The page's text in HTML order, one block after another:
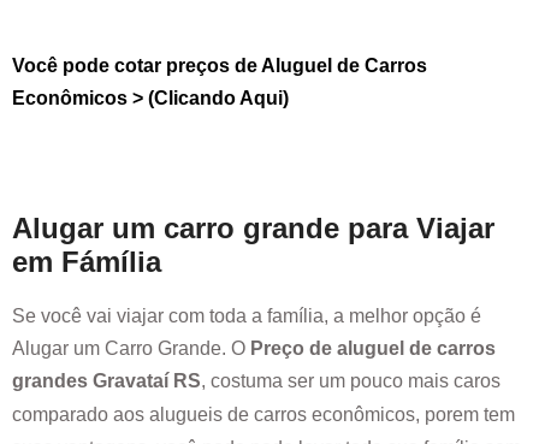
Você pode cotar preços de Aluguel de Carros
Econômicos > (Clicando Aqui)
Alugar um carro grande para Viajar
em Fámília
Se você vai viajar com toda a família, a melhor opção é
Alugar um Carro Grande. O Preço de aluguel de carros
grandes Gravataí RS, costuma ser um pouco mais caros
comparado aos alugueis de carros econômicos, porem tem